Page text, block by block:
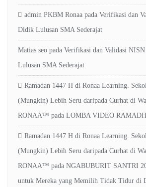
admin PKBM Ronaa pada Verifikasi dan
Didik Lulusan SMA Sederajat
Matias seo pada Verifikasi dan Validasi
Lulusan SMA Sederajat
Ramadan 1447 H di Ronaa Learning.
(Mungkin) Lebih Seru daripada Curhat di
RONAA™ pada LOMBA VIDEO
Ramadan 1447 H di Ronaa Learning.
(Mungkin) Lebih Seru daripada Curhat di
RONAA™ pada NGABUBURIT SANTRI
untuk Mereka yang Memilih Tidak Tidur di